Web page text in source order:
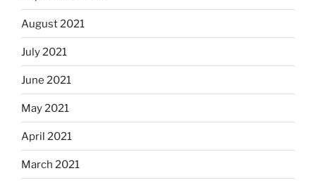
August 2021
July 2021
June 2021
May 2021
April 2021
March 2021